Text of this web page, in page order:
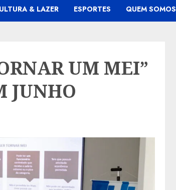
& LAZER ESPORTES QUEM SOMOS
UM MEI”
JUNHO